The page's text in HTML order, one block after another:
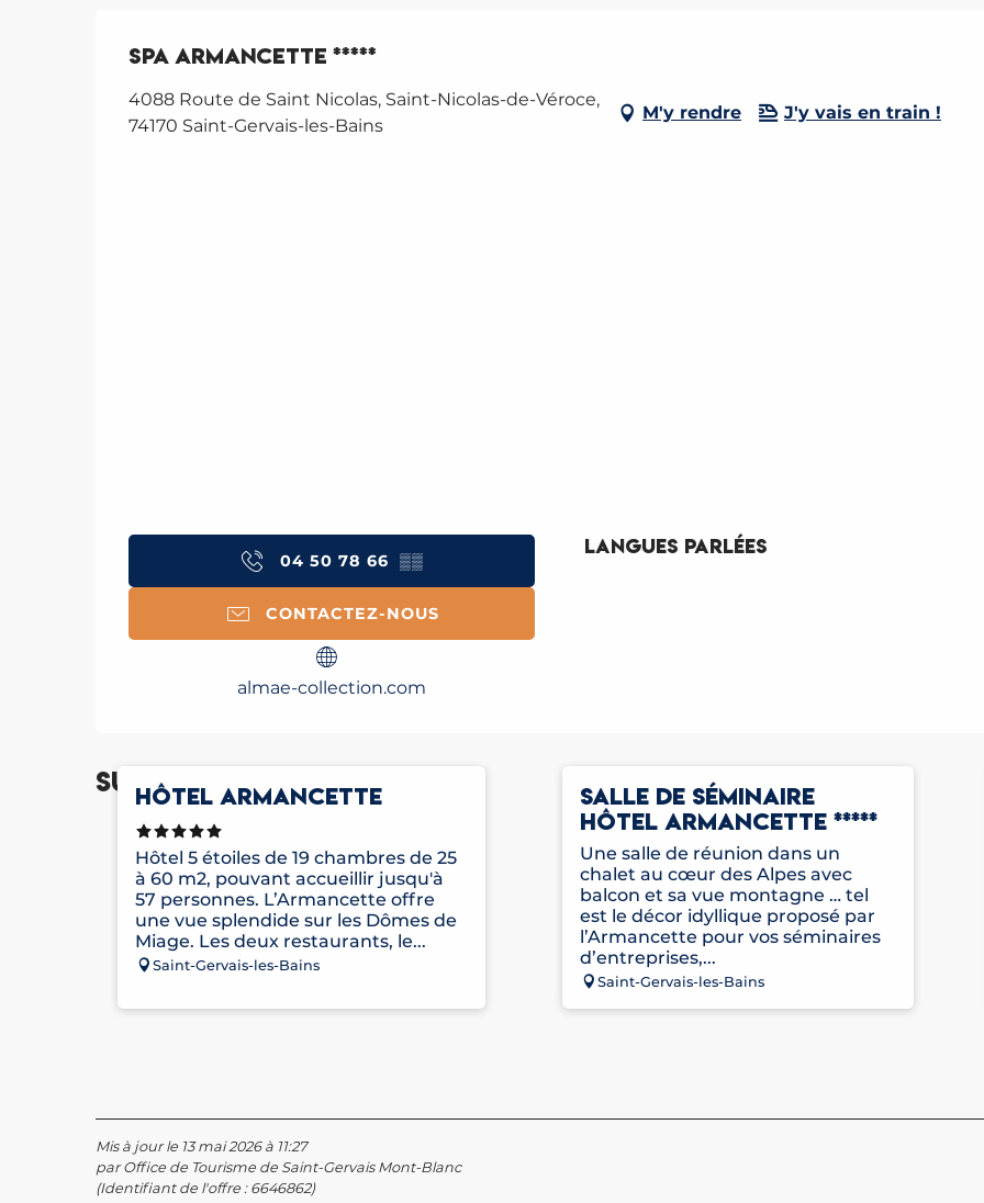
Spa Armancette *****
4088 Route de Saint Nicolas, Saint-Nicolas-de-Véroce,
74170 Saint-Gervais-les-Bains
M'y rendre J'y vais en train !
04 50 78 66 ▒▒
CONTACTEZ-NOUS
almae-collection.com
Langues parlées
Langues parlées
Sur place
HÔTEL ARMANCETTE
Hôtel 5 étoiles de 19 chambres de 25
à 60 m2, pouvant accueillir jusqu'à
57 personnes. L’Armancette offre
une vue splendide sur les Dômes de
Miage. Les deux restaurants, le...
Saint-Gervais-les-Bains
SALLE DE SÉMINAIRE
HÔTEL ARMANCETTE *****
Une salle de réunion dans un
chalet au cœur des Alpes avec
balcon et sa vue montagne … tel
est le décor idyllique proposé par
l’Armancette pour vos séminaires
d’entreprises,...
Saint-Gervais-les-Bains
Mis à jour le 13 mai 2026 à 11:27
par Office de Tourisme de Saint-Gervais Mont-Blanc
(Identifiant de l'offre : 6646862)